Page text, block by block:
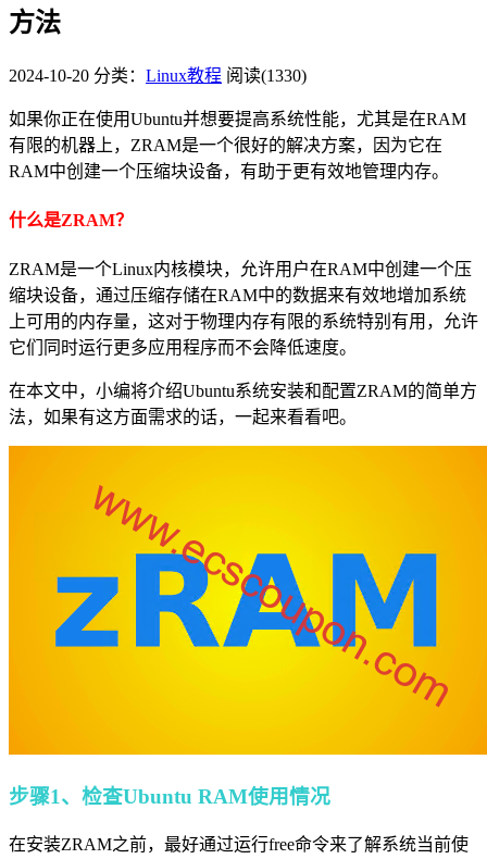
方法
2024-10-20 分类： Linux教程 阅读(1330)
如果你正在使用Ubuntu并想要提高系统性能，尤其是在RAM
有限的机器上，ZRAM是一个很好的解决方案，因为它在
RAM中创建一个压缩块设备，有助于更有效地管理内存。
什么是ZRAM？
ZRAM是一个Linux内核模块，允许用户在RAM中创建一个压
缩块设备，通过压缩存储在RAM中的数据来有效地增加系统
上可用的内存量，这对于物理内存有限的系统特别有用，允许
它们同时运行更多应用程序而不会降低速度。
在本文中，小编将介绍Ubuntu系统安装和配置ZRAM的简单方
法，如果有这方面需求的话，一起来看看吧。
步骤1、检查Ubuntu RAM使用情况
在安装ZRAM之前，最好通过运行free命令来了解系统当前使